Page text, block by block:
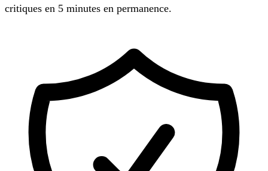
critiques en 5 minutes en permanence.